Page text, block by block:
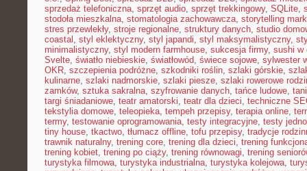
sprzedaż telefoniczna, sprzęt audio, sprzęt trekkingowy, SQLite,
stodoła mieszkalna, stomatologia zachowawcza, storytelling
stres przewlekły, stroje regionalne, struktury danych, studio
coastal , styl eklektyczny, styl japandi, styl maksymalistyczny,
minimalistyczny, styl modern farmhouse, sukcesja firmy, sushi w
Svelte, światło niebieskie, światłowód, świece sojowe, sylwester
OKR, szczepienia podróżne, szkodniki roślin, szlaki górskie,
kulinarne, szlaki nadmorskie, szlaki piesze, szlaki rowerowe
zamków, sztuka sakralna, szyfrowanie danych, tańce ludowe,
targi śniadaniowe, teatr amatorski, teatr dla dzieci, techniczne
tekstylia domowe, teleopieka, tempeh przepisy, terapia online,
termy, testowanie oprogramowania, testy integracyjne, testy
tiny house, tkactwo, tłumacz offline, tofu przepisy, tradycje
trawnik naturalny, trening core, trening dla dzieci, trening
trening kobiet, trening po ciąży, trening równowagi, trening
turystyka filmowa, turystyka industrialna, turystyka kolejowa,